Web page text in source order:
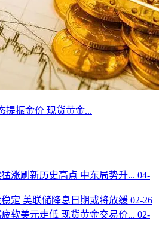
提振金价 现货黄金...
涨刷新历史高点 中东局势升... 04-
定 美联储降息日期或将放缓 02-26
软美元走低 现货黄金交易价... 02-